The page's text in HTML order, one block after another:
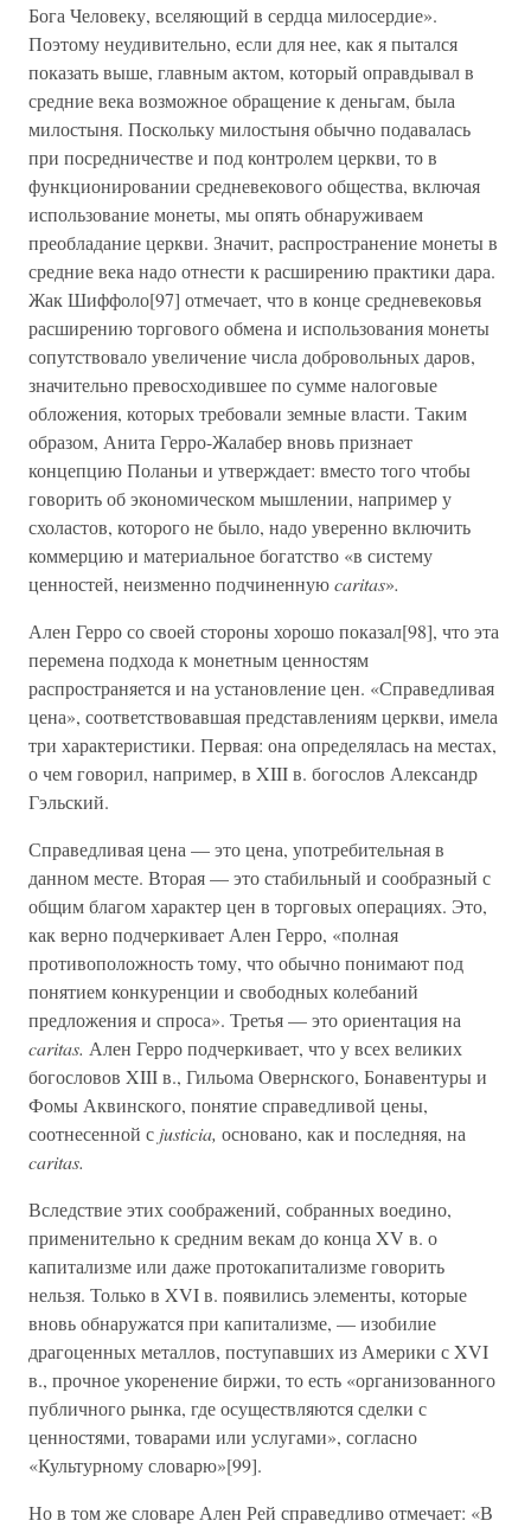
Бога Человеку, вселяющий в сердца милосердие».
Поэтому неудивительно, если для нее, как я пытался
показать выше, главным актом, который оправдывал в
средние века возможное обращение к деньгам, была
милостыня. Поскольку милостыня обычно подавалась
при посредничестве и под контролем церкви, то в
функционировании средневекового общества, включая
использование монеты, мы опять обнаруживаем
преобладание церкви. Значит, распространение монеты в
средние века надо отнести к расширению практики дара.
Жак Шиффоло[97] отмечает, что в конце средневековья
расширению торгового обмена и использования монеты
сопутствовало увеличение числа добровольных даров,
значительно превосходившее по сумме налоговые
обложения, которых требовали земные власти. Таким
образом, Анита Герро-Жалабер вновь признает
концепцию Поланьи и утверждает: вместо того чтобы
говорить об экономическом мышлении, например у
схоластов, которого не было, надо уверенно включить
коммерцию и материальное богатство «в систему
ценностей, неизменно подчиненнуюcaritas».
Ален Герро со своей стороны хорошо показал[98], что эта
перемена подхода к монетным ценностям
распространяется и на установление цен. «Справедливая
цена», соответствовавшая представлениям церкви, имела
три характеристики. Первая: она определялась на местах,
о чем говорил, например, в XIII в. богослов Александр
Гэльский.
Справедливая цена — это цена, употребительная в
данном месте. Вторая — это стабильный и сообразный с
общим благом характер цен в торговых операциях. Это,
как верно подчеркивает Ален Герро, «полная
противоположность тому, что обычно понимают под
понятием конкуренции и свободных колебаний
предложения и спроса». Третья — это ориентация на
caritas. Ален Герро подчеркивает, что у всех великих
богословов XIII в., Гильома Овернского, Бонавентуры и
Фомы Аквинского, понятие справедливой цены,
соотнесенной с justicia, основано, как и последняя, на
caritas.
Вследствие этих соображений, собранных воедино,
применительно к средним векам до конца XV в. о
капитализме или даже протокапитализме говорить
нельзя. Только в XVI в. появились элементы, которые
вновь обнаружатся при капитализме, — изобилие
драгоценных металлов, поступавших из Америки с XVI
в., прочное укоренение биржи, то есть «организованного
публичного рынка, где осуществляются сделки с
ценностями, товарами или услугами», согласно
«Культурному словарю»[99].
Но в том же словаре Ален Рей справедливо отмечает: «В